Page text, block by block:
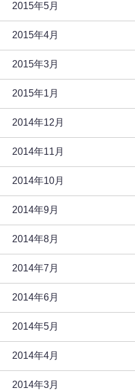
2015年5月
2015年4月
2015年3月
2015年1月
2014年12月
2014年11月
2014年10月
2014年9月
2014年8月
2014年7月
2014年6月
2014年5月
2014年4月
2014年3月